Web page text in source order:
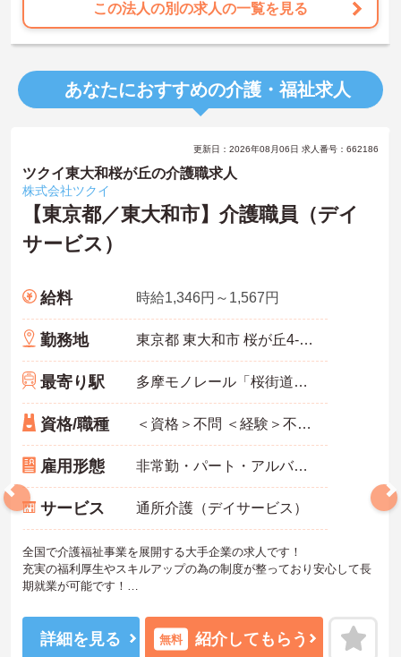
この法人の別の求人の一覧を見る
あなたにおすすめの介護・福祉求人
更新日：2026年08月06日 求人番号：662186
ツクイ東大和桜が丘の介護職求人
株式会社ツクイ
【東京都／東大和市】介護職員（デイ
サービス）
給料 時給1,346円～1,567円
勤務地 東京都 東大和市 桜が丘4-287-1
最寄り駅 多摩モノレール「桜街道駅」徒歩3分
資格/職種 ＜資格＞不問 ＜経験＞不問 ※無資格者:入社半年以内に会社負担で認知症介護基礎研修受講
雇用形態 非常勤・パート・アルバイト
サービス 通所介護（デイサービス）
全国で介護福祉事業を展開する大手企業の求人です！
充実の福利厚生やスキルアップの為の制度が整っており安心して長
期就業が可能です！
すのでお気軽にご相談ください。
詳細を見る 無料 紹介してもらう